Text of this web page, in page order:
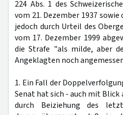
224 Abs. 1 des
vom 21. Dezember 1937
jedoch durch Urteil des
vom 17. Dezember 1999
die Strafe "als milde, aber
Angeklagten noch
1. Ein Fall der
Senat hat sich - auch mit Blick
durch Beiziehung des